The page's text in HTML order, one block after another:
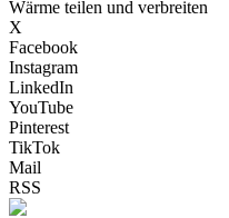
Wärme teilen und verbreiten
X
Facebook
Instagram
LinkedIn
YouTube
Pinterest
TikTok
Mail
RSS